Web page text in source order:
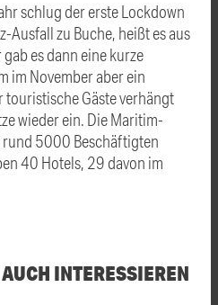
schlug der erste Lockdown
Ausfall zu Buche, heißt es aus
es dann eine kurze
im November aber ein
Gäste verhängt
wieder ein. Die Maritim-
5000 Beschäftigten
40 Hotels, 29 davon im
INTERESSIEREN